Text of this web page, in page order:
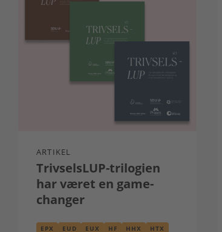
ARTIKEL
TrivselsLUP-trilogien
har været en game-
changer
EPX EUD EUX HF HHX
HTX